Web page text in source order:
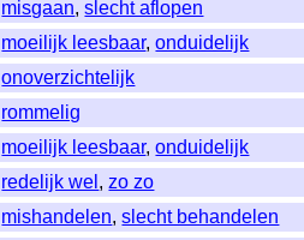
misgaan,slecht aflopen
moeilijk leesbaar,onduidelijk
onoverzichtelijk
rommelig
moeilijk leesbaar,onduidelijk
redelijk wel ,zo zo
mishandelen,slecht behandelen